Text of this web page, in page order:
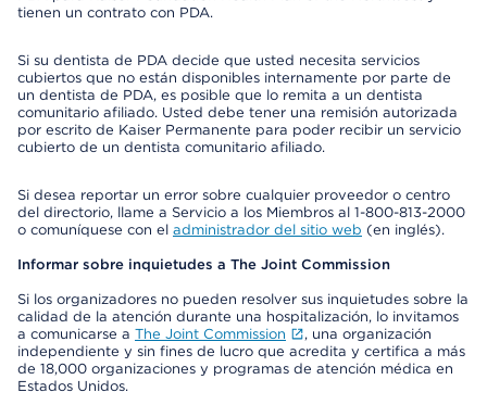
tienen un contrato con PDA.
Si su dentista de PDA decide que usted necesita servicios
cubiertos que no están disponibles internamente por parte de
un dentista de PDA, es posible que lo remita a un dentista
comunitario afiliado. Usted debe tener una remisión autorizada
por escrito de Kaiser Permanente para poder recibir un servicio
cubierto de un dentista comunitario afiliado.
Si desea reportar un error sobre cualquier proveedor o centro
del directorio, llame a Servicio a los Miembros al 1-800-813-2000
o comuníquese con el administrador del sitio web (en inglés).
Informar sobre inquietudes a The Joint Commission
Si los organizadores no pueden resolver sus inquietudes sobre la
calidad de la atención durante una hospitalización, lo invitamos
a comunicarse a The Joint Commission
, una organización
independiente y sin fines de lucro que acredita y certifica a más
de 18,000 organizaciones y programas de atención médica en
Estados Unidos.